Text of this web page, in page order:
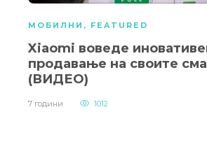
МОБИЛНИ , FEATURED
Xiaomi воведе
продавање на своите
(ВИДЕО)
7 години 1012